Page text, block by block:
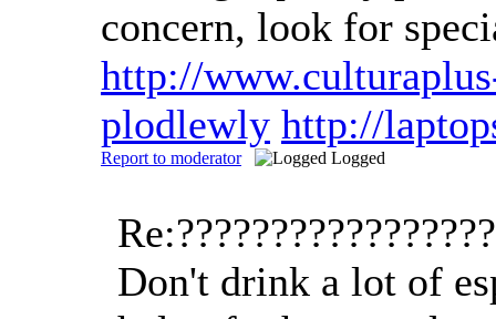
concern, look for
http://
plodlewly http://
Report to moderator Logged
Don't drink a lot of